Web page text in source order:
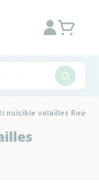
nuisible volailles